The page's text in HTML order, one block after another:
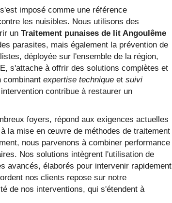
imposé comme une référence
les nuisibles. Nous utilisons des
un Traitement punaises de lit Angoulême
parasites, mais également la prévention de
déployée sur l'ensemble de la région,
s'attache à offrir des solutions complètes et
combinant expertise techniqueet suivi
contribue à restaurer un
foyers, répond aux exigences actuelles
la mise en œuvre de méthodes de traitement
nous parvenons à combiner performance
Nos solutions intègrent l'utilisation de
avancés, élaborés pour intervenir rapidement
nos clients repose sur notre
de nos interventions, qui s'étendent à